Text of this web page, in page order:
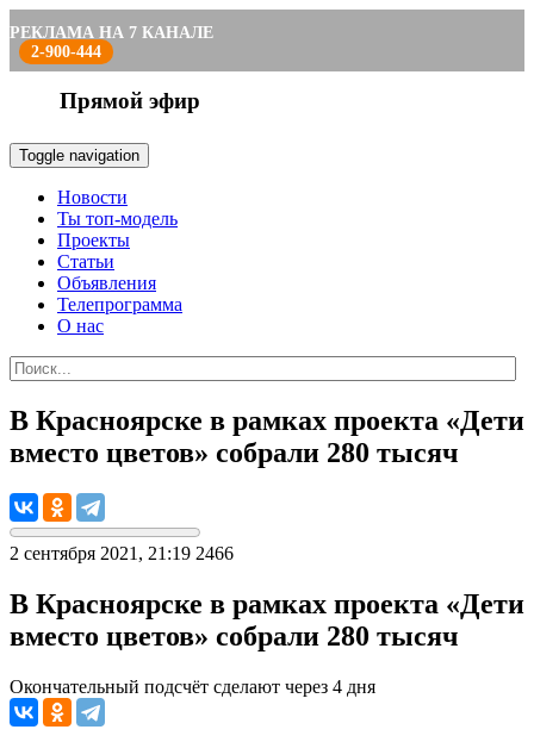
РЕКЛАМА НА 7 КАНАЛЕ
2-900-444
Прямой эфир
Toggle navigation
Новости
Ты топ-модель
Проекты
Статьи
Объявления
Телепрограмма
О нас
В Красноярске в рамках проекта «Дети
вместо цветов» собрали 280 тысяч
2 сентября 2021, 21:19 2466
В Красноярске в рамках проекта «Дети
вместо цветов» собрали 280 тысяч
Окончательный подсчёт сделают через 4 дня